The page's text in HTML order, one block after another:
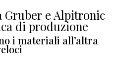
Gruber e Alpitronic
di produzione
i materiali all’altra